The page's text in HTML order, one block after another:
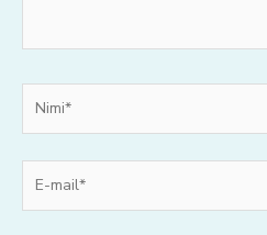
mail*